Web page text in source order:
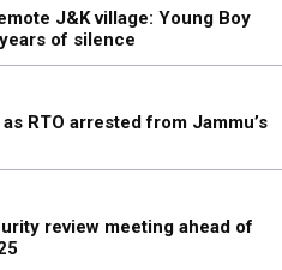
J&K village: Young Boy
of silence
RTO arrested from Jammu’s
review meeting ahead of